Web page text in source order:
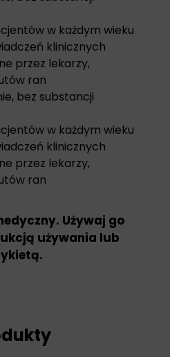
w każdym wieku
klinicznych
przez lekarzy,
ran
bez substancji
w każdym wieku
klinicznych
przez lekarzy,
ran
Używaj go
używania lub